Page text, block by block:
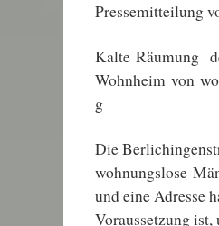
Pressemitteilung
Kalte Räumung
Wohnheim von
g
Die
wohnungslose
und eine Adresse
Voraussetzung